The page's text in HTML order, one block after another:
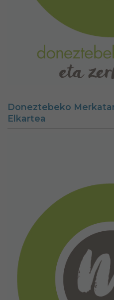
Doneztebeko
Elkartea